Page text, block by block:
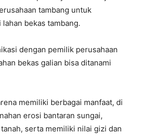
tambang untuk
bekas tambang.
dengan pemilik perusahaan
bekas galian bisa ditanami
memiliki berbagai manfaat, di
erosi bantaran sungai,
serta memiliki nilai gizi dan